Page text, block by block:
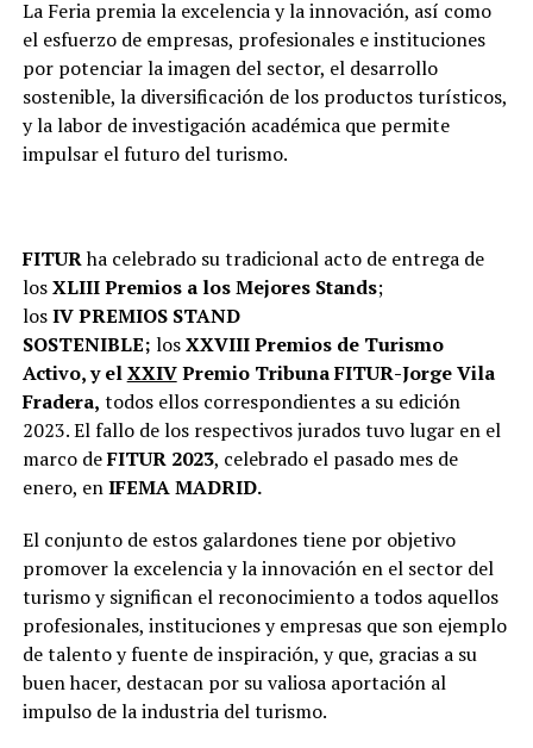
La Feria premia la excelencia y la innovación, así como
el esfuerzo de empresas, profesionales e instituciones
por potenciar la imagen del sector, el desarrollo
sostenible, la diversificación de los productos turísticos,
y la labor de investigación académica que permite
impulsar el futuro del turismo.
FITURha celebrado su tradicional acto de entrega de
losXLIII Premios a losMejores Stands;
losIVPREMIOS STAND
SOSTENIBLE; losXXVIIIPremios de Turismo
Activo, y elXXIVPremio Tribuna FITUR-Jorge Vila
Fradera, todos ellos correspondientes a su edición
2023. El fallo de los respectivos jurados tuvo lugar en el
marco deFITUR 2023, celebrado el pasado mes de
enero, enIFEMA MADRID.
El conjunto de estos galardones tiene por objetivo
promover la excelencia y la innovación en el sector del
turismo y significan el reconocimiento a todos aquellos
profesionales, instituciones y empresas que son ejemplo
de talento y fuente de inspiración, y que, gracias a su
buen hacer, destacan por su valiosa aportación al
impulso de la industria del turismo.